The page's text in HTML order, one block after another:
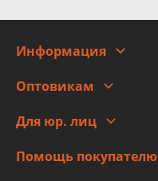
Информация
Адреса
Новости
Правовая информация
Оптовикам
Для юр. лиц
Помощь покупателю